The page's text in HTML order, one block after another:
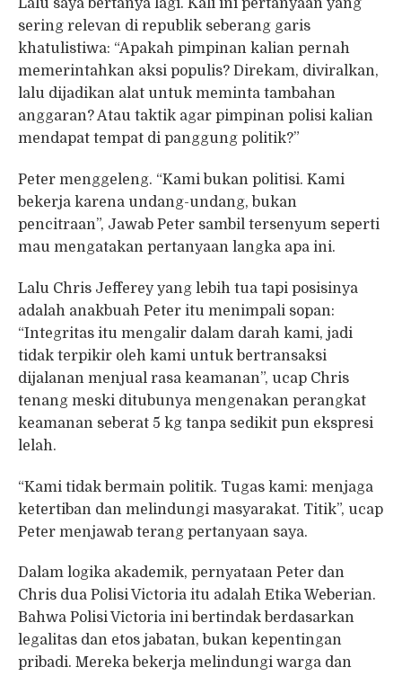
Lalu saya bertanya lagi. Kali ini pertanyaan yang
sering relevan di republik seberang garis
khatulistiwa: “Apakah pimpinan kalian pernah
memerintahkan aksi populis? Direkam, diviralkan,
lalu dijadikan alat untuk meminta tambahan
anggaran? Atau taktik agar pimpinan polisi kalian
mendapat tempat di panggung politik?”
Peter menggeleng. “Kami bukan politisi. Kami
bekerja karena undang-undang, bukan
pencitraan”, Jawab Peter sambil tersenyum seperti
mau mengatakan pertanyaan langka apa ini.
Lalu Chris Jefferey yang lebih tua tapi posisinya
adalah anakbuah Peter itu menimpali sopan:
“Integritas itu mengalir dalam darah kami, jadi
tidak terpikir oleh kami untuk bertransaksi
dijalanan menjual rasa keamanan”, ucap Chris
tenang meski ditubunya mengenakan perangkat
keamanan seberat 5 kg tanpa sedikit pun ekspresi
lelah.
“Kami tidak bermain politik. Tugas kami: menjaga
ketertiban dan melindungi masyarakat. Titik”, ucap
Peter menjawab terang pertanyaan saya.
Dalam logika akademik, pernyataan Peter dan
Chris dua Polisi Victoria itu adalah Etika Weberian.
Bahwa Polisi Victoria ini bertindak berdasarkan
legalitas dan etos jabatan, bukan kepentingan
pribadi. Mereka bekerja melindungi warga dan